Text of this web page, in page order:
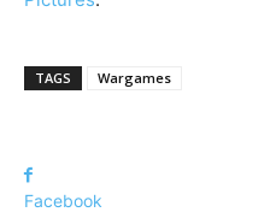
TAGS Wargames
Facebook